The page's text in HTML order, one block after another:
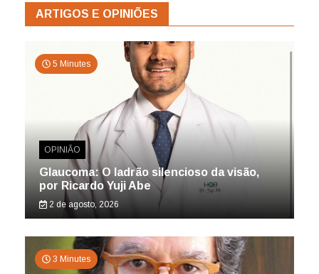
ARTIGOS E OPINIÕES
5 Minutes
OPINIÃO
Glaucoma: O ladrão silencioso da visão,
por Ricardo Yuji Abe
2 de agosto, 2026
3 Minutes